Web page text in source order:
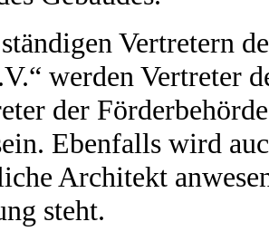
Vertretern
werden Vertreter
der
Ebenfalls wird
Architekt
steht.